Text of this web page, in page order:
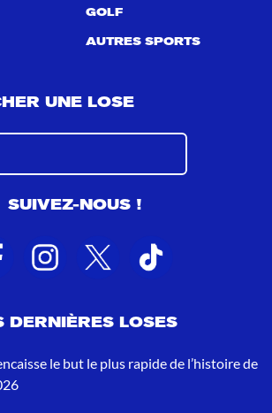
GOLF
AUTRES SPORTS
UNE LOSE
s
l
t
s
r
SUIVEZ-NOUS !
DERNIÈRES LOSES
le but le plus rapide de l’histoire de